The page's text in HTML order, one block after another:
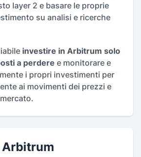
layer 2 e basare le proprie
su analisi e ricerche
investire in Arbitrum solo
a perdere e monitorare e
i propri investimenti per
ai movimenti dei prezzi e